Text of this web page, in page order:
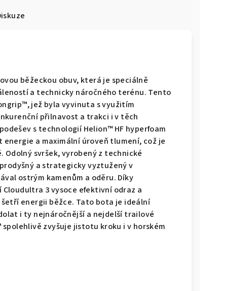
běžeckou obuv, která je speciálně
a technicky náročného terénu. Tento
jež byla vyvinuta s využitím
přilnavost a trakci i v těch
s technologií Helion™ HF hyperfoam
a maximální úroveň tlumení, což je
svršek, vyrobený z technické
a strategicky vyztužený v
ostrým kamenům a oděru. Díky
3 vysoce efektivní odraz a
energii běžce. Tato bota je ideální
i ty nejnáročnější a nejdelší trailové
zvyšuje jistotu kroku i v horském